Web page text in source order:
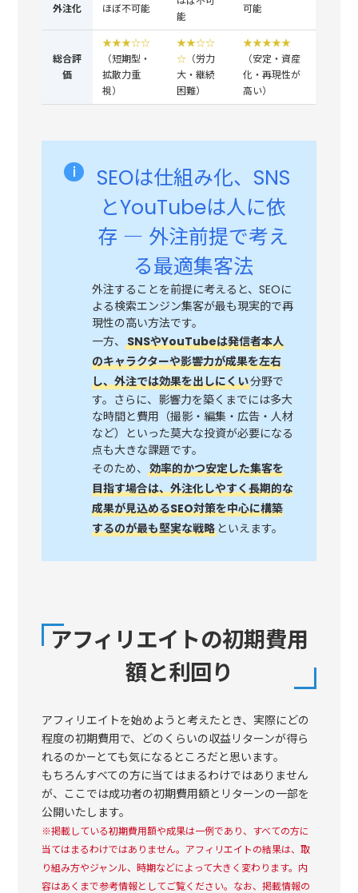
外注化 ほぼ不可能
能
可能
総合評
価
★★★☆☆
（短期型・
拡散力重
視）
★★☆☆
☆ （労力
大・継続
困難）
★★★★★
（安定・資産
化・再現性が
高い）
SEOは仕組み化、SNS
とYouTubeは人に依
存 ― 外注前提で考え
る最適集客法
外注することを前提に考えると、SEOに
よる検索エンジン集客が最も現実的で再
現性の高い方法です。
一方、SNSやYouTubeは発信者本人
のキャラクターや影響力が成果を左右
し、外注では効果を出しにくい分野で
す。さらに、影響力を築くまでには多大
な時間と費用（撮影・編集・広告・人材
など）といった莫大な投資が必要になる
点も大きな課題です。
そのため、効率的かつ安定した集客を
目指す場合は、外注化しやすく長期的な
成果が見込めるSEO対策を中心に構築
するのが最も堅実な戦略といえます。
アフィリエイトの初期費用
額と利回り
アフィリエイトを始めようと考えたとき、実際にどの
程度の初期費用で、どのくらいの収益リターンが得ら
れるのか—とても気になるところだと思います。
もちろんすべての方に当てはまるわけではありません
が、ここでは成功者の初期費用額とリターンの一部を
公開いたします。
※掲載している初期費用額や成果は一例であり、すべての方に
当てはまるわけではありません。アフィリエイトの結果は、取
り組み方やジャンル、時期などによって大きく変わります。内
容はあくまで参考情報としてご覧ください。なお、掲載情報の